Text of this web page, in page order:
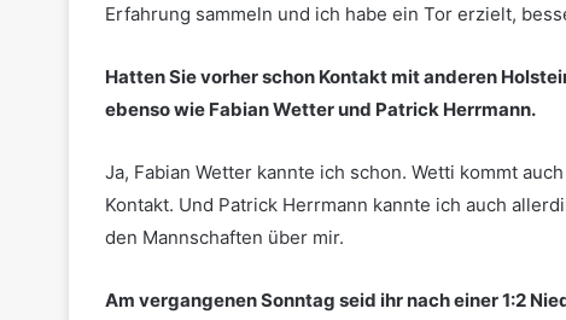
Erfahrung sammeln und ich habe ein Tor erzielt,
Hatten Sie vorher schon Kontakt mit anderen
ebenso wie Fabian Wetter und Patrick Herrmann.
Ja, Fabian Wetter kannte ich schon. Wetti kommt
Kontakt. Und Patrick Herrmann kannte ich auch
den Mannschaften über mir.
Am vergangenen Sonntag seid ihr nach einer 1:2